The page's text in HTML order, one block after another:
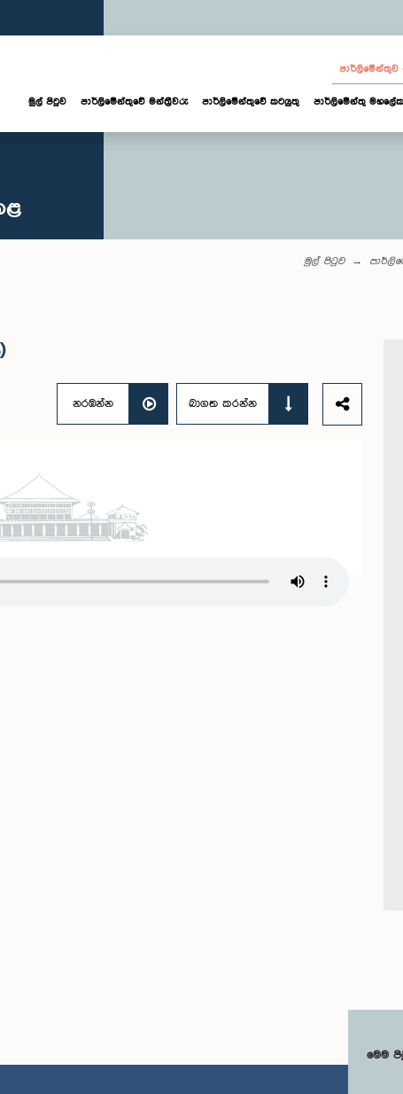
පාර්ලි‌මේන්තුව
මුල් පිටුව පාර්ලි‌මේන්තුවේ මන්ත්‍රීවරු පාර්ලිමේන්තුවේ කටයුතු පාර්ලිමේන්තු
මුල් පිටුව
නරඹන්න බාගත කරන්න
මෙම